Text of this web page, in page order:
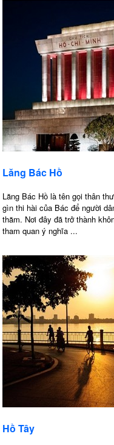
Lăng Bác Hồ
Lăng Bác Hồ là tên gọi thân
gìn thi hài của Bác để người
thăm. Nơi đây đã trở thành
tham quan ý nghĩa ...
Hồ Tây